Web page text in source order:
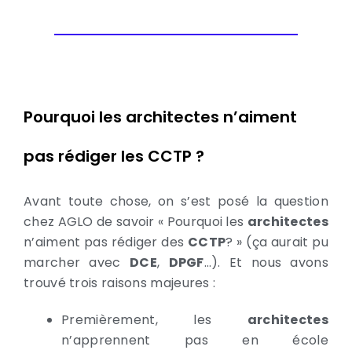
Pourquoi les architectes n’aiment
pas rédiger les CCTP ?
Avant toute chose, on s’est posé la question
chez AGLO de savoir « Pourquoi les architectes
n’aiment pas rédiger des CCTP? » (ça aurait pu
marcher avec DCE, DPGF…). Et nous avons
trouvé trois raisons majeures :
Premièrement, les architectes
n’apprennent pas en école